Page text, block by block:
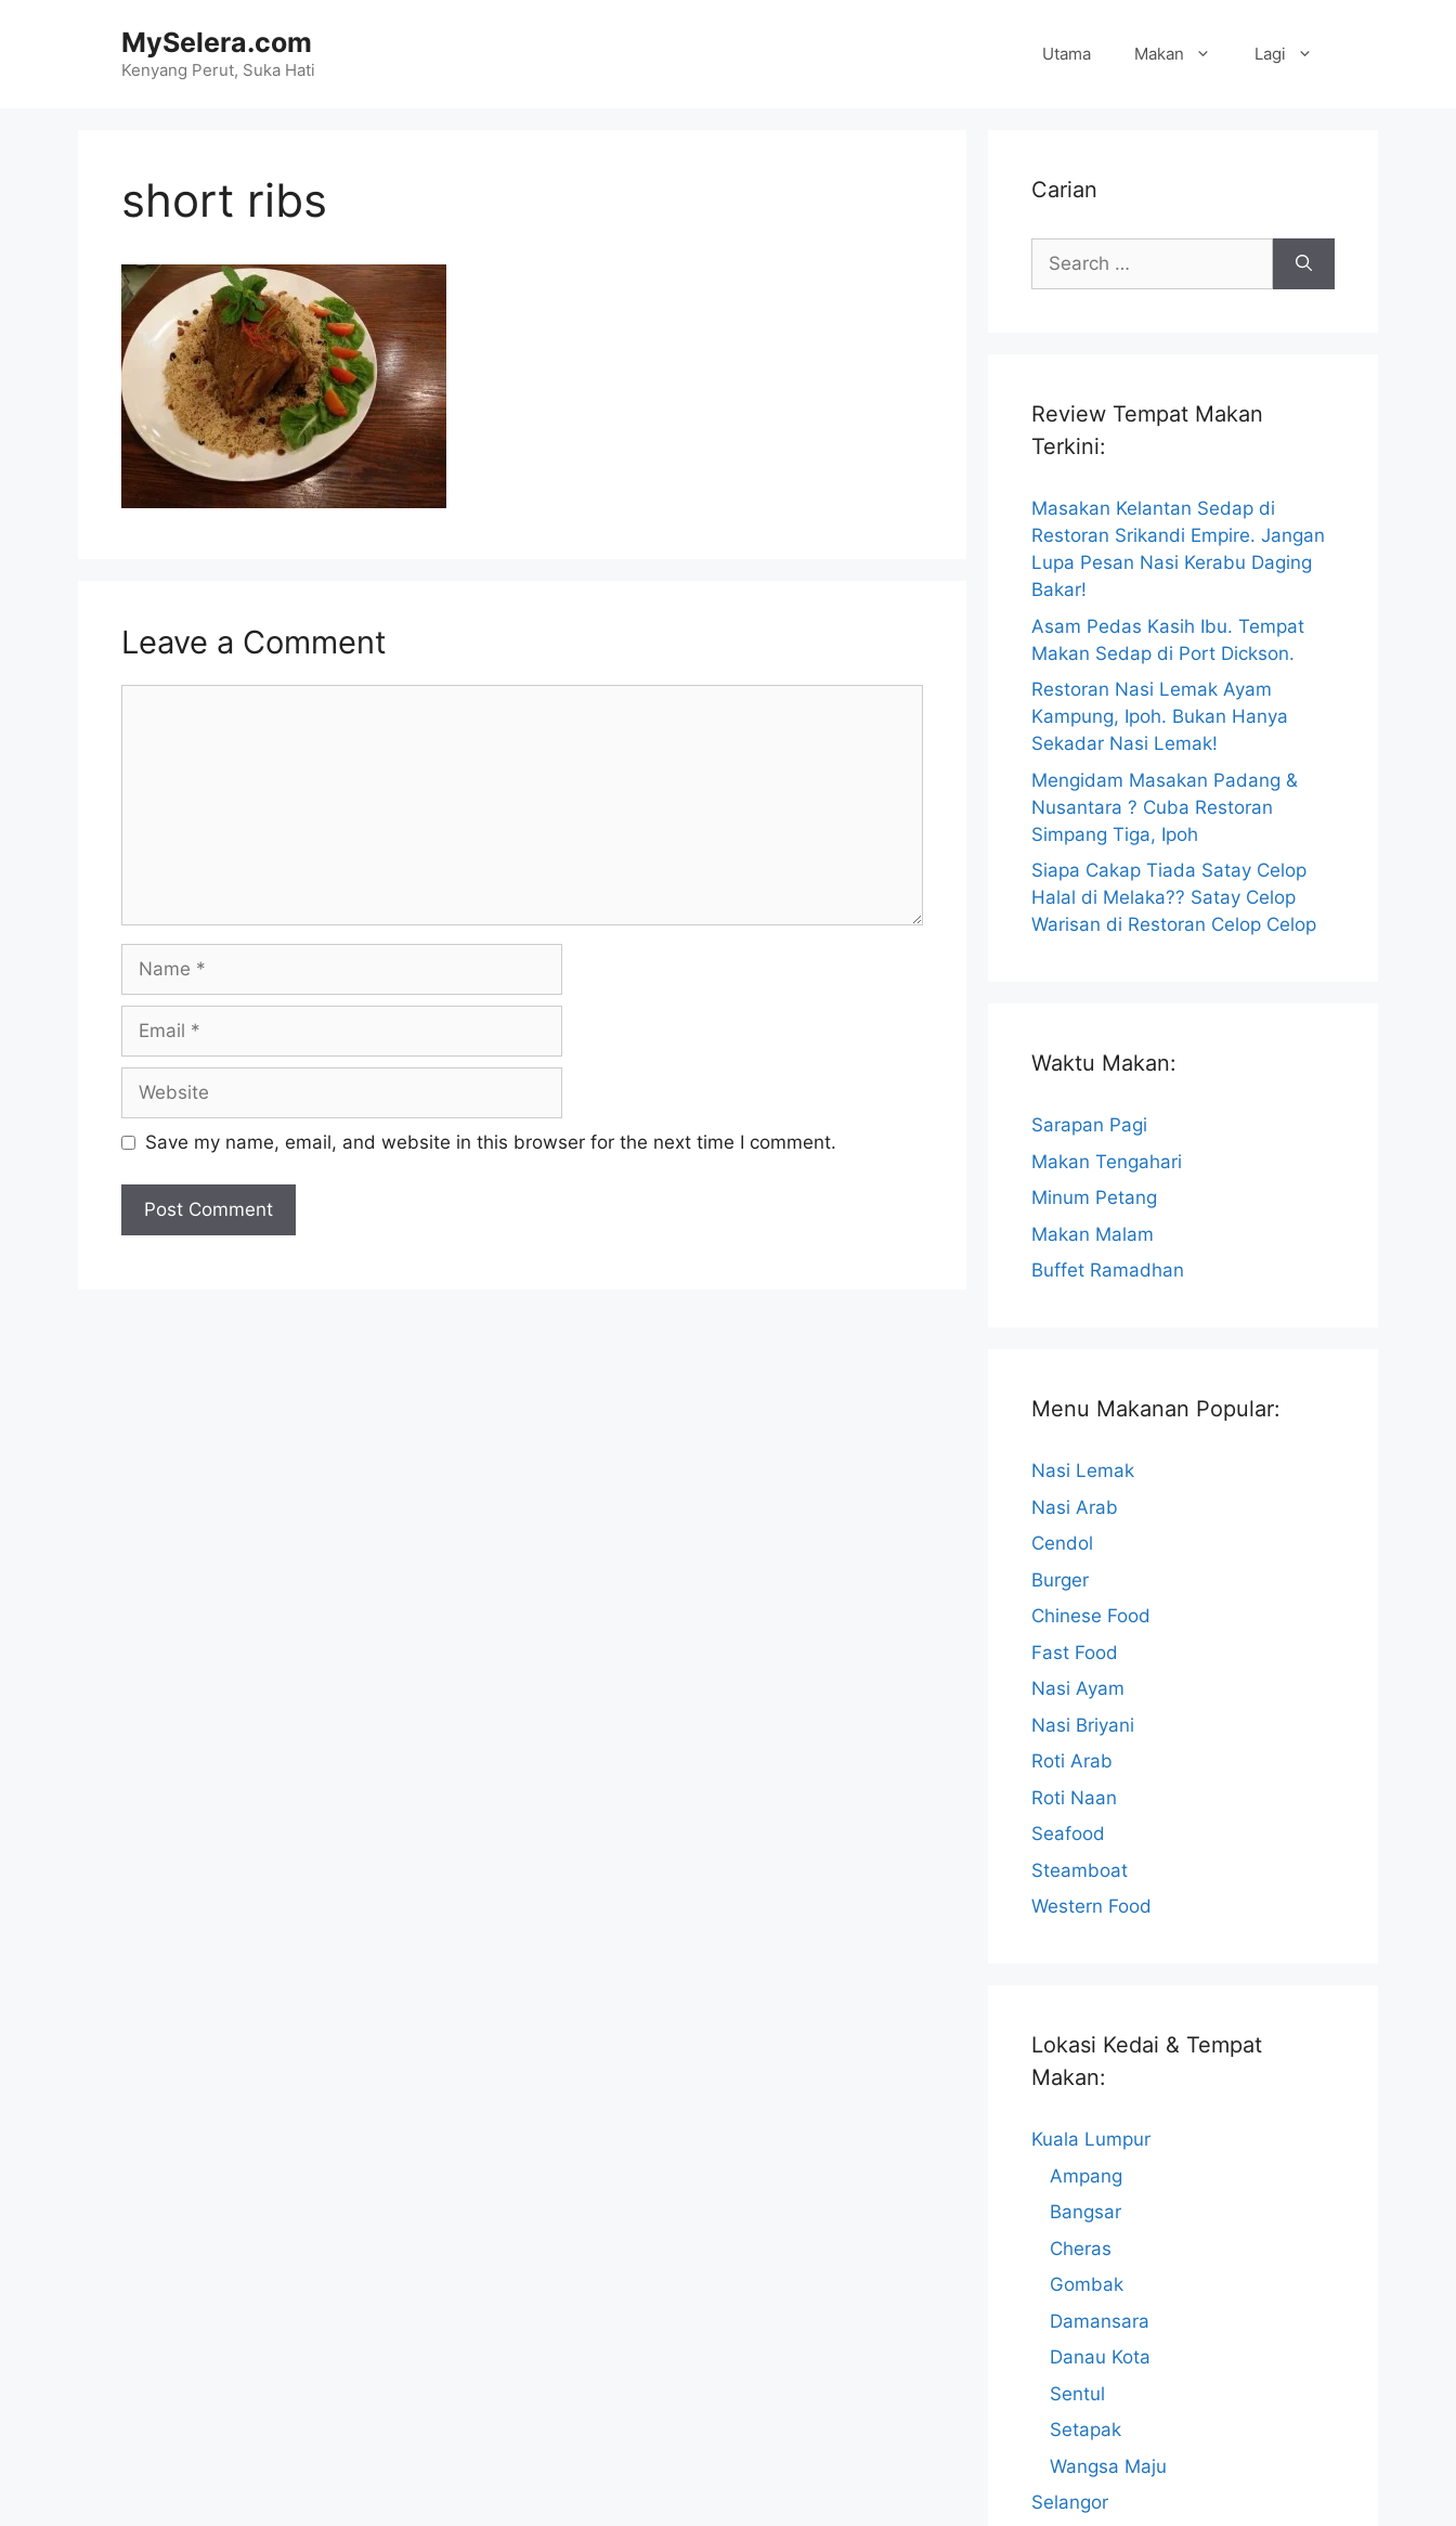
MySelera.com
Kenyang Perut, Suka Hati
Utama Makan Lagi
short ribs
Leave a Comment
Name
Email
Website
Save my name, email, and website in this browser for the next time I comment.
Carian
Search
for:
Review Tempat Makan
Terkini:
Masakan Kelantan Sedap di
Restoran Srikandi Empire. Jangan
Lupa Pesan Nasi Kerabu Daging
Bakar!
Asam Pedas Kasih Ibu. Tempat
Makan Sedap di Port Dickson.
Restoran Nasi Lemak Ayam
Kampung, Ipoh. Bukan Hanya
Sekadar Nasi Lemak!
Mengidam Masakan Padang &
Nusantara ? Cuba Restoran
Simpang Tiga, Ipoh
Siapa Cakap Tiada Satay Celop
Halal di Melaka?? Satay Celop
Warisan di Restoran Celop Celop
Waktu Makan:
Sarapan Pagi
Makan Tengahari
Minum Petang
Makan Malam
Buffet Ramadhan
Menu Makanan Popular:
Nasi Lemak
Nasi Arab
Cendol
Burger
Chinese Food
Fast Food
Nasi Ayam
Nasi Briyani
Roti Arab
Roti Naan
Seafood
Steamboat
Western Food
Lokasi Kedai & Tempat
Makan:
Kuala Lumpur
Ampang
Bangsar
Cheras
Gombak
Damansara
Danau Kota
Sentul
Setapak
Wangsa Maju
Selangor